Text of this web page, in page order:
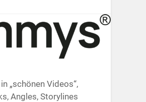
„schönen Videos“,
Angles, Storylines